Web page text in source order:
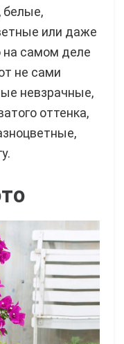
белые,
или даже
на самом деле
не сами
невзрачные,
оттенка,